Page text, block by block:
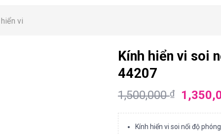
vi
Kính hiển vi soi
44207
1,500,000₫
Kính hiển vi soi nổi độ